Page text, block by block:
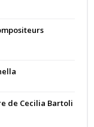
de Cecilia Bartoli